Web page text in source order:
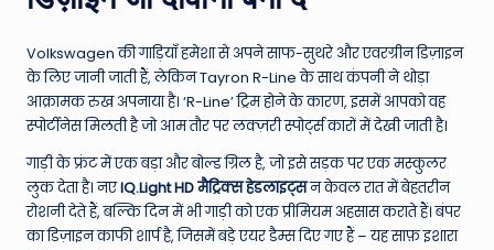
Volkswagen की गाड़ियाँ हमेशा से अपने साफ-सुथरे और एवरग्रीन डिज़ाइन
के लिए जानी जाती हैं, लेकिन Tayron R-Line के साथ कंपनी ने थोड़ा
आक्रामक रुख अपनाया है। ‘R-Line’ ट्रिम होने के कारण, इसमें आपको वह
स्पोर्टीनेस मिलती है जो आम तौर पर लक्ज़री स्पोर्ट्स कारों में देखी जाती है।
गाड़ी के फ्रंट में एक बड़ा और बोल्ड ग्रिल है, जो इसे सड़क पर एक मस्कुलर
लुक देता है। नएIQ.Light HD मैट्रिक्स हेडलाइट्सन केवल रात में बेहतरीन
रोशनी देते हैं, बल्कि दिन में भी गाड़ी को एक प्रीमियम अहसास कराते हैं। बंपर
का डिज़ाइन काफी शार्प है, जिसमें बड़े एयर डैम्स दिए गए हैं – यह साफ़ इशारा